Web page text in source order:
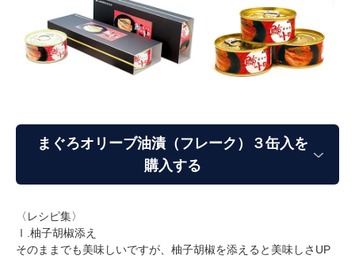
まぐろオリーブ油漬（フレーク）３缶入を
購入する
〈レシピ集〉
Ⅰ.柚子胡椒添え
そのままでも美味しいですが、柚子胡椒を添えると美味しさUP